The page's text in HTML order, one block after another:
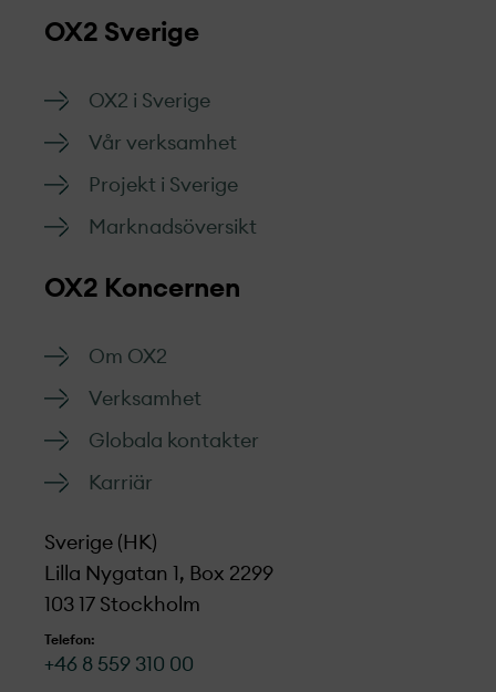
OX2 Sverige
OX2 i Sverige
Vår verksamhet
Projekt­ i Sverige
Marknads­översikt
OX2 Koncernen
Om OX2
Verksamhet
Globala kontakter
Karriär
Sverige (HK)
Lilla Nygatan 1, Box 2299
103 17 Stockholm
Telefon:
+46 8 559 310 00